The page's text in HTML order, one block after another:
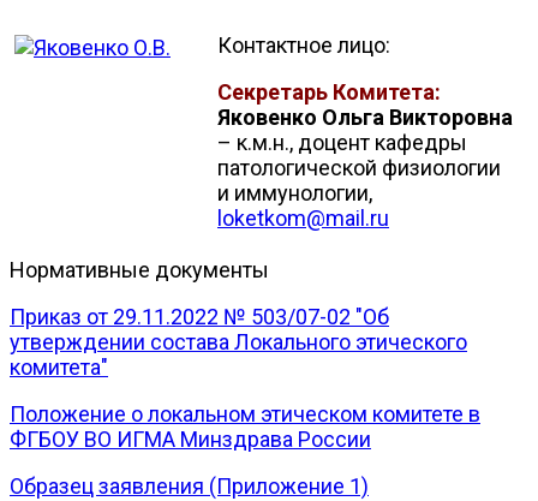
Контактное лицо:
Секретарь Комитета:
Яковенко Ольга Викторовна
– к.м.н., доцент кафедры
патологической физиологии
и иммунологии,
loketkom@mail.ru
Нормативные документы
Приказ от 29.11.2022 № 503/07-02 "Об
утверждении состава Локального этического
комитета"
Положение о локальном этическом комитете в
ФГБОУ ВО ИГМА Минздрава России
Образец заявления (Приложение 1)